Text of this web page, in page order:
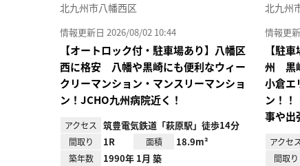
北九州市八幡西区
情報更新日 2026/08/02 10:44
【オートロック付・駐車場あり】八幡区
西に格安 八幡や黒崎にも便利なウィー
クリーマンション・マンスリーマンショ
ン！JCHO九州病院近く！
アクセス 筑豊電気鉄道「萩原駅」徒歩14分
間取り 1R 面積 18.9m²
築年数 1990年 1月 築
北九州
情報更
【駐
州 黒
小倉
ン！！
事や出
アクセス
間取り